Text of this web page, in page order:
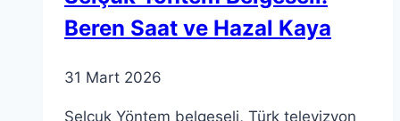
Beren Saat ve Hazal Kaya
31 Mart 2026
Selçuk Yöntem belgeseli, Türk televizyon